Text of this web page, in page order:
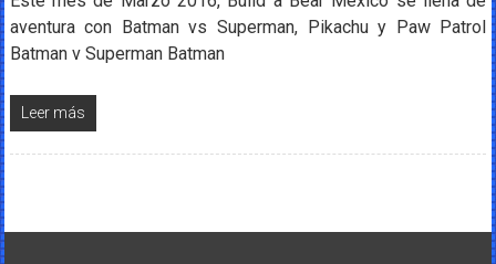
aventura con Batman vs Superman, Pikachu y Paw Patrol
Batman v Superman Batman
Leer más